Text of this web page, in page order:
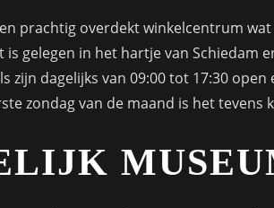
prachtig overdekt winkelcentrum
is gelegen in het hartje van Schiedam
zijn dagelijks van 09:00 tot 17:30
zondag van de maand is het tevens